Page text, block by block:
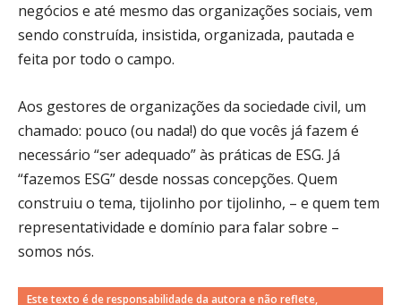
negócios e até mesmo das organizações sociais, vem
sendo construída, insistida, organizada, pautada e
feita por todo o campo.
Aos gestores de organizações da sociedade civil, um
chamado: pouco (ou nada!) do que vocês já fazem é
necessário “ser adequado” às práticas de ESG. Já
“fazemos ESG” desde nossas concepções. Quem
construiu o tema, tijolinho por tijolinho, – e quem tem
representatividade e domínio para falar sobre –
somos nós.
Este texto é de responsabilidade da autora e não reflete,